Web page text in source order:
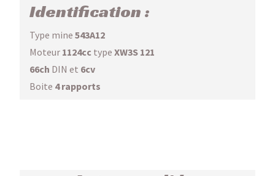
Identification :
Type mine 543A12
Moteur 1124cc type XW3S 121
66ch DIN et 6cv
Boite 4 rapports